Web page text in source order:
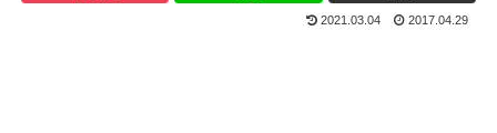
2021.03.04 2017.04.29